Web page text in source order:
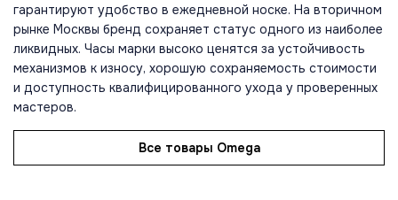
гарантируют удобство в ежедневной носке. На вторичном
рынке Москвы бренд сохраняет статус одного из наиболее
ликвидных. Часы марки высоко ценятся за устойчивость
механизмов к износу, хорошую сохраняемость стоимости
и доступность квалифицированного ухода у проверенных
мастеров.
Все товары Omega